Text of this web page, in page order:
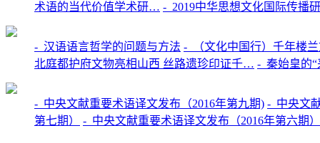
术语的当代价值学术研… - 2019中华思想文化国际传播
- 汉语语言哲学的问题与方法 -
（文化中国行）千年楼
北庭都护府文物亮相山西 丝路遗珍印证千… - 秦始皇的“
- 中央文献重要术语译文发布（2016年第九期) - 中央文
第七期）
- 中央文献重要术语译文发布（2016年第六期）